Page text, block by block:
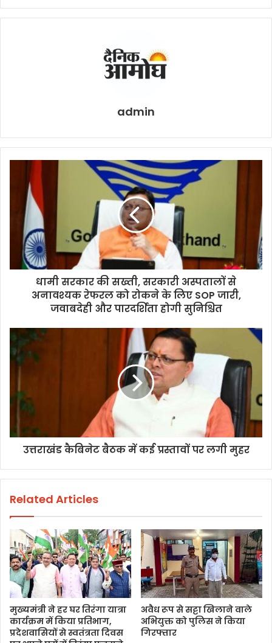
admin
धामी सरकार की सख्ती, सरकारी अस्पतालों से
अनावश्यक रेफरल को रोकने के लिए SOP जारी,
जवाबदेही और पारदर्शिता होगी सुनिश्चित
उत्तराखंड कैबिनेट बैठक में कई प्रस्तावों पर लगी मुहर
Related Articles
मुख्यमंत्री ने हर घर तिरंगा यात्रा
कार्यक्रम में किया प्रतिभाग,
प्रदेशवासियों से स्वतंत्रता दिवस
अवैध रूप से सट्टा खिलाने वाले
अभियुक्त को पुलिस ने किया
गिरफ्तार